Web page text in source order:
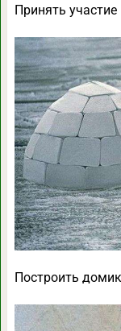
Принять
Построить